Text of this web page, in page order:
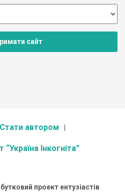
сайт
Стати автором
Інкогніта”
проект ентузіастів